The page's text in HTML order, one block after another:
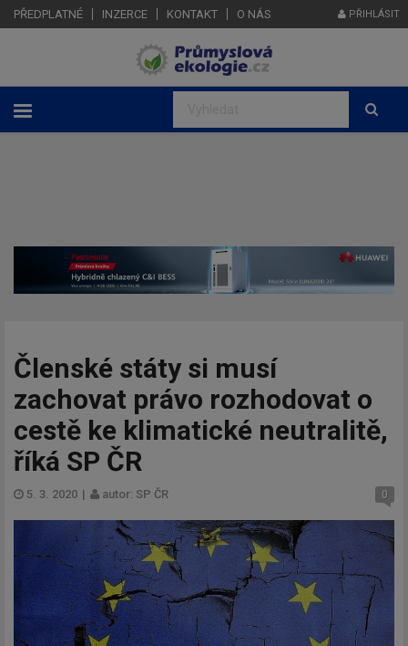
PŘEDPLATNÉ INZERCE KONTAKT O NÁS PŘIHLÁSIT
Členské státy si musí
zachovat právo rozhodovat o
cestě ke klimatické neutralitě,
říká SP ČR
5. 3. 2020 | autor: SP ČR 0